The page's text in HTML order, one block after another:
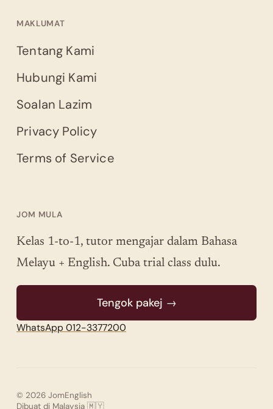
MAKLUMAT
Tentang Kami
Hubungi Kami
Soalan Lazim
Privacy Policy
Terms of Service
JOM MULA
Kelas 1-to-1, tutor mengajar dalam Bahasa
Melayu + English. Cuba trial class dulu.
Tengok pakej →
WhatsApp 012-3377200
© 2026 JomEnglish
Dibuat di Malaysia 🇲🇾